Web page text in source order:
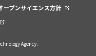
ープンサイエンス方針
Agency.